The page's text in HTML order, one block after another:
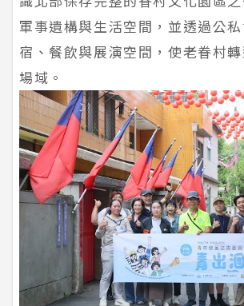
軍事遺構與生活空間，並透過公
宿、餐飲與展演空間，使老眷村
場域。